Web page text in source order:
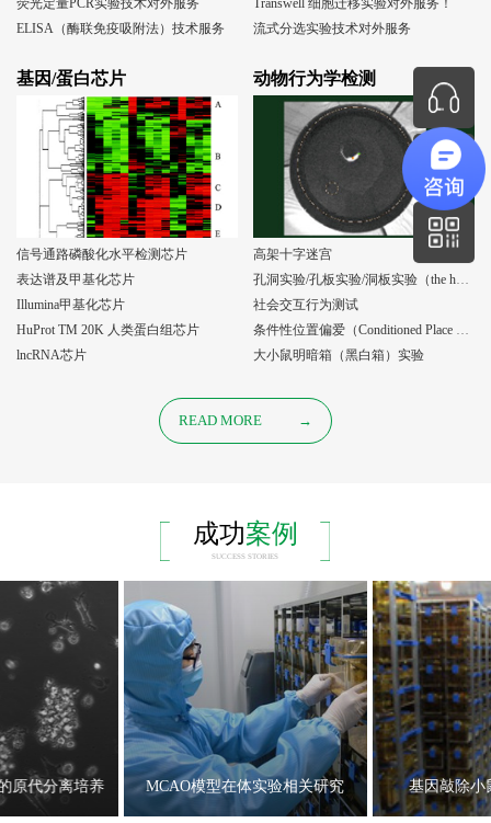
荧光定量PCR实验技术对外服务
ELISA（酶联免疫吸附法）技术服务
Transwell 细胞迁移实验对外服务！
流式分选实验技术对外服务
基因/蛋白芯片
信号通路磷酸化水平检测芯片
表达谱及甲基化芯片
Illumina甲基化芯片
HuProt TM 20K 人类蛋白组芯片
lncRNA芯片
动物行为学检测
高架十字迷宫
孔洞实验/孔板实验/洞板实验（the holeboard test）
社会交互行为测试
条件性位置偏爱（Conditioned Place Preference, CPP）实验
大小鼠明暗箱（黑白箱）实验
READ MORE →
成功案例
SUCCESS STORIES
原代分离培养 MCAO模型在体实验相关研究 基因敲除小